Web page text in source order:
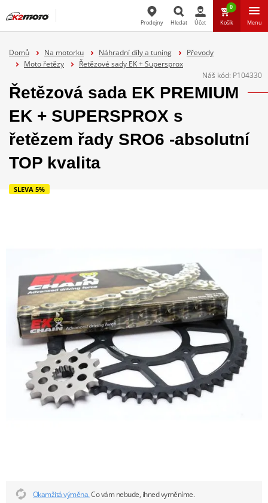
Prodejny Hledat Účet
0
Košík Menu
Domů Na motorku Náhradní díly a tuning
Převody
Moto řetězy
Řetězové sady EK + Supersprox
Náš kód: P104330
Řetězová sada EK PREMIUM
EK + SUPERSPROX s
řetězem řady SRO6 -absolutní
TOP kvalita
SLEVA 5%
Okamžitá výměna.Co vám nebude, ihned vyměníme.